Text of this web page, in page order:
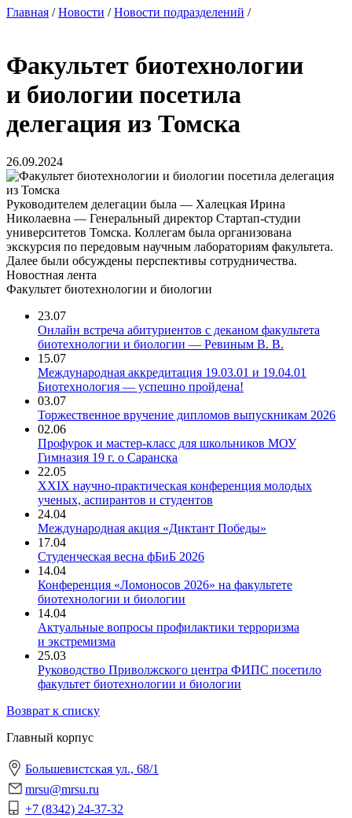
Главная /Новости /Новости подразделений /
Факультет биотехнологии
и биологии посетила
делегация из Томска
26.09.2024
Руководителем делегации была — Халецкая Ирина
Николаевна — Генеральный директор Стартап-студии
университетов Томска. Коллегам была организована
экскурсия по передовым научным лабораториям факультета.
Далее были обсуждены перспективы сотрудничества.
Новостная лента
Факультет биотехнологии и биологии
23.07
Онлайн встреча абитуриентов с деканом факультета
биотехнологии и биологии — Ревиным В. В.
15.07
Международная аккредитация 19.03.01 и 19.04.01
Биотехнология — успешно пройдена!
03.07
Торжественное вручение дипломов выпускникам 2026
02.06
Профурок и мастер-класс для школьников МОУ
Гимназия 19 г. о Саранска
22.05
XXIX научно-практическая конференция молодых
ученых, аспирантов и студентов
24.04
Международная акция «Диктант Победы»
17.04
Студенческая весна фБиБ 2026
14.04
Конференция «Ломоносов 2026» на факультете
биотехнологии и биологии
14.04
Актуальные вопросы профилактики терроризма
и экстремизма
25.03
Руководство Приволжского центра ФИПС посетило
факультет биотехнологии и биологии
Возврат к списку
Главный корпус
Большевистская ул., 68/1
mrsu@mrsu.ru
+7 (8342) 24-37-32